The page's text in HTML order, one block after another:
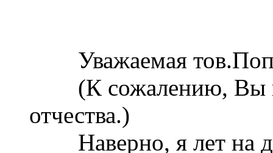
Уважаемая
(К сожалению, Вы не
отчества.)
Наверно, я лет на